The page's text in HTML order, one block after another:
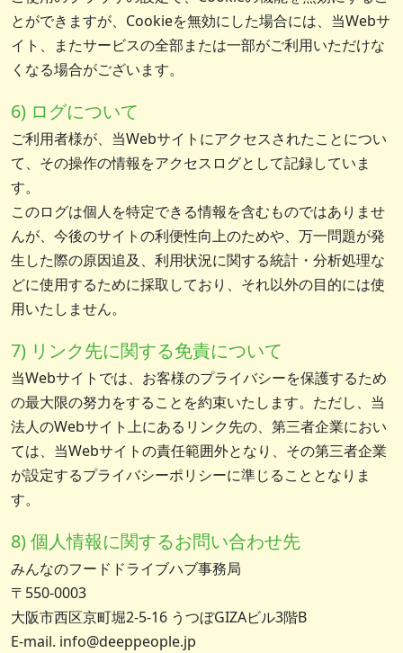
とができますが、Cookieを無効にした場合には、当Webサ
イト、またサービスの全部または一部がご利用いただけな
くなる場合がございます。
6) ログについて
ご利用者様が、当Webサイトにアクセスされたことについ
て、その操作の情報をアクセスログとして記録していま
す。
このログは個人を特定できる情報を含むものではありませ
んが、今後のサイトの利便性向上のためや、万一問題が発
生した際の原因追及、利用状況に関する統計・分析処理な
どに使用するために採取しており、それ以外の目的には使
用いたしません。
7) リンク先に関する免責について
当Webサイトでは、お客様のプライバシーを保護するため
の最大限の努力をすることを約束いたします。ただし、当
法人のWebサイト上にあるリンク先の、第三者企業におい
ては、当Webサイトの責任範囲外となり、その第三者企業
が設定するプライバシーポリシーに準じることとなりま
す。
8) 個人情報に関するお問い合わせ先
みんなのフードドライブハブ事務局
〒550-0003
大阪市西区京町堀2-5-16 うつぼGIZAビル3階B
E-mail. info@deeppeople.jp